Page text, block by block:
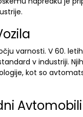
varnosti. V 60.
v industriji.
kot so
Avtomobili